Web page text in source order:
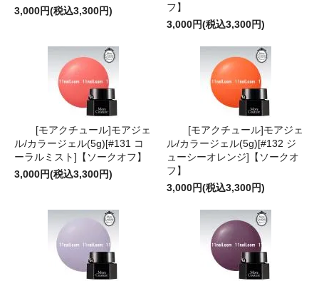
3,000円(税込3,300円)
フ】
3,000円(税込3,300円)
[モアクチュール]モアジェ
ル/カラージェル(5g)[#131 コ
ーラルミスト]【ソークオフ】
3,000円(税込3,300円)
[モアクチュール]モアジェ
ル/カラージェル(5g)[#132 ジ
ューシーオレンジ]【ソークオ
フ】
3,000円(税込3,300円)